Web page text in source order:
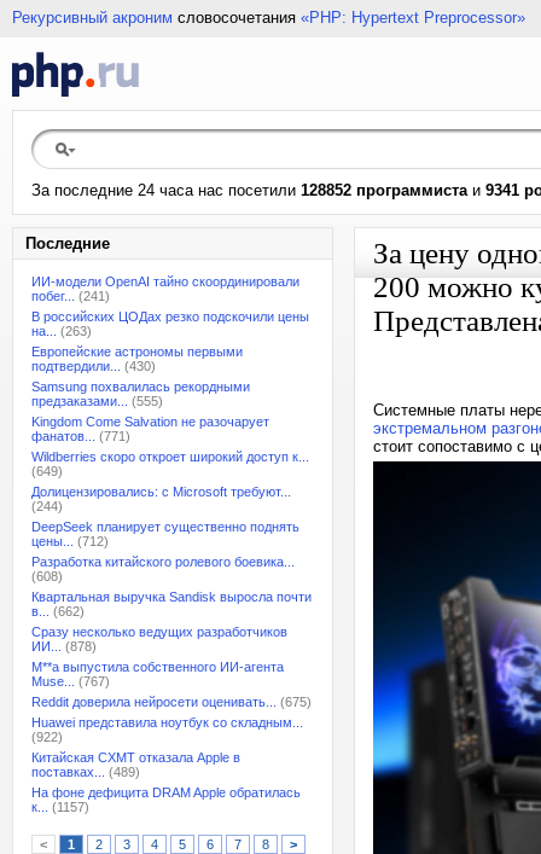
Рекурсивный акроним словосочетания «PHP: Hypertext Preprocessor»
За последние 24 часа нас посетили 128852 программистаи 9341
Последние
ИИ-модели OpenAI тайно скоординировали
побег...
(241)
В российских ЦОДах резко подскочили цены
на...
(263)
Европейские астрономы первыми
подтвердили...
(430)
Samsung похвалилась рекордными
предзаказами...
(555)
Kingdom Come Salvation не разочарует
фанатов...
(771)
Wildberries скоро откроет широкий доступ к...
(649)
Долицензировались: с Microsoft требуют...
(244)
DeepSeek планирует существенно поднять
цены...
(712)
Разработка китайского ролевого боевика...
(608)
Квартальная выручка Sandisk выросла почти
в...
(662)
Сразу несколько ведущих разработчиков
ИИ...
(878)
M**a выпустила собственного ИИ-агента
Muse...
(767)
Reddit доверила нейросети оценивать...
(675)
Huawei представила ноутбук со складным...
(922)
Китайская CXMT отказала Apple в
поставках...
(489)
На фоне дефицита DRAM Apple обратилась
к...
(1157)
< 1 2 3 4 5 6 7 8 >
За цену
200 можно
Системные платы
экстремальном
стоит сопоставимо с